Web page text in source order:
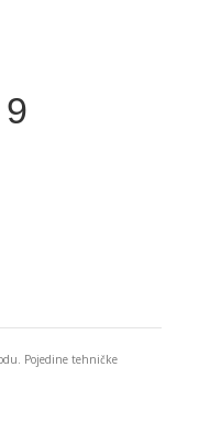
Pojedine tehničke